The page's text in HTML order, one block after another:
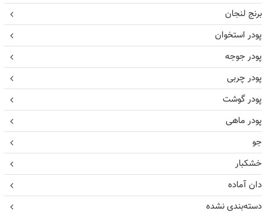
برنج لنجان
پودر استخوان
پودر جوجه
پودر چربی
پودر گوشت
پودر ماهی
جو
خشکبار
دان آماده
دسته‌بندی نشده